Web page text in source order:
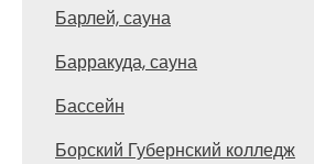
Барлей, сауна
Барракуда, сауна
Бассейн
Борский Губернский колледж